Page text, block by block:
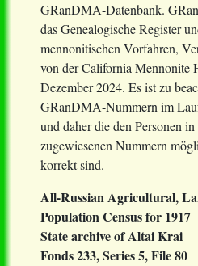
GRanDMA-Datenbank.
das Genealogische Register
mennonitischen Vorfahren,
von der California Mennonite
Dezember 2024. Es ist zu
GRanDMA-Nummern im
und daher die den Personen
zugewiesenen Nummern
korrekt sind.
All-Russian Agricultural,
Population Census for 1917
State archive of Altai Krai
Fonds 233, Series 5, File 80